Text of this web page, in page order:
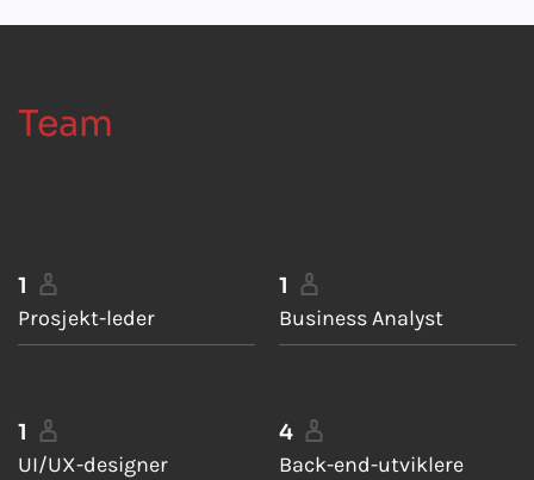
Team
1
Prosjekt-leder
1
Business Analyst
1
UI/UX-designer
4
Back-end-utviklere